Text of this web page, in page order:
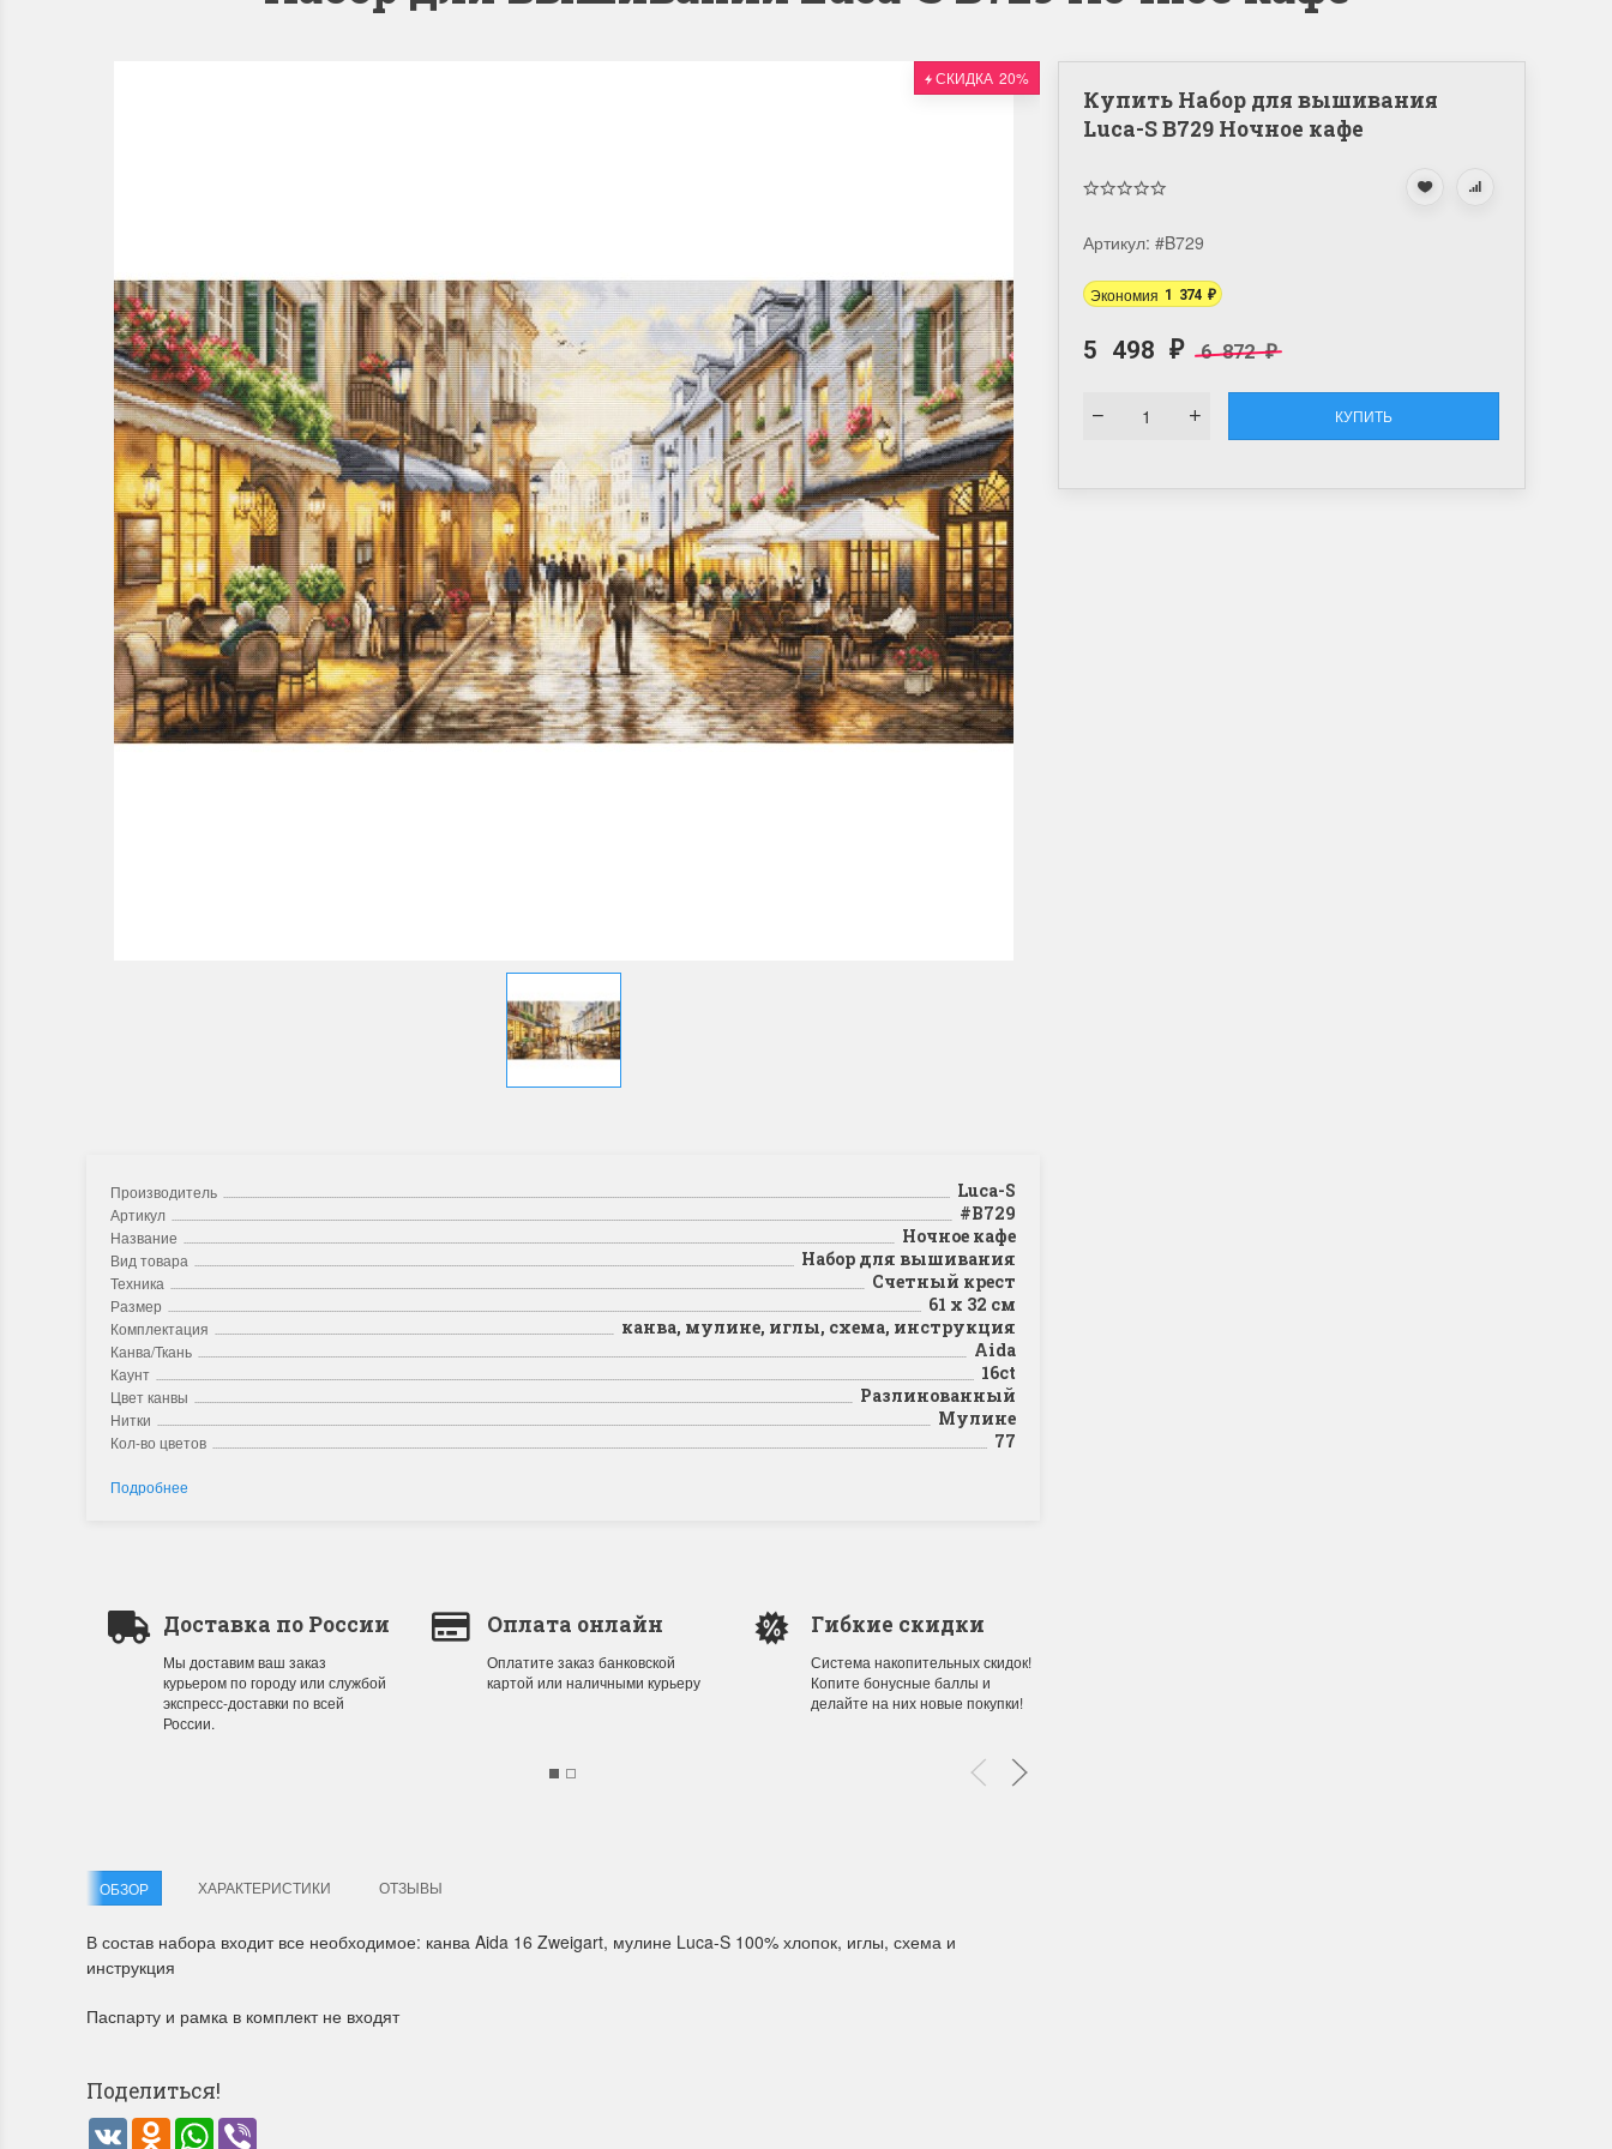
Летние Скидки
!! СКИДКА 20% ‼️ с 1 до 3 июня в честь
1 июня 2024 11:29
Раритеты Дим. New! Поступление новинок
любимых "Чудесной иглы" и "Жар-Птицы"....
Dimensions 35231 Willow
СКИДКА 20%
Производитель Luca-S
Артикул #B729
Название Ночное кафе
Вид товара Набор для вышивания
Техника Счетный крест
Размер 61 х 32 см
Комплектация канва, мулине, иглы, схема, инструкция
Канва/Ткань Aida
Каунт 16ct
Цвет канвы Разлинованный
Нитки Мулине
Кол-во цветов 77
Подробнее
Доставка по России
Мы доставим ваш заказ
курьером по городу или службой
экспресс-доставки по всей
России.
Оплата онлайн
Оплатите заказ банковской
картой или наличными курьеру
Гибкие скидки
Система накопительных скидок!
Копите бонусные баллы и
делайте на них новые покупки!
ОБЗОР ХАРАКТЕРИСТИКИ ОТЗЫВЫ
В состав набора входит все необходимое: канва Aida 16 Zweigart, мулине Luca-S 100% хлопок, иглы, схема и
инструкция
Паспарту и рамка в комплект не входят
Поделиться!
VK Odnoklassniki
WhatsApp
Купить Набор для вышивания
Luca-S B729 Ночное кафе
Артикул: #B729
Экономия 1 374 ₽
5 498 ₽ 6 872₽
КУПИТЬ